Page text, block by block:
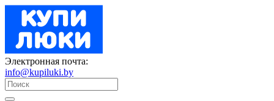
Электронная почта:
info@kupiluki.by